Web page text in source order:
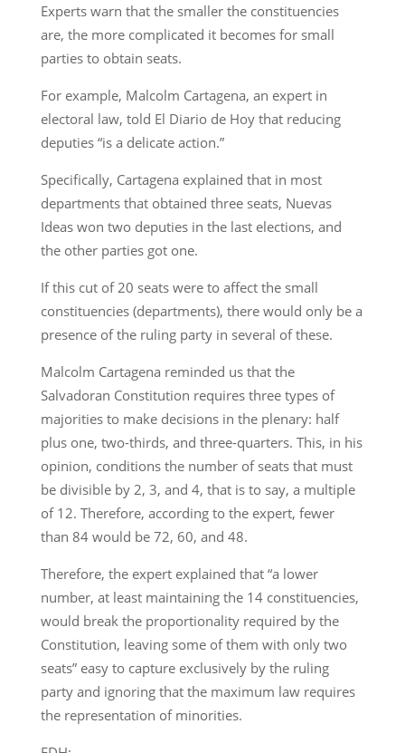
Experts warn that the smaller the constituencies
are, the more complicated it becomes for small
parties to obtain seats.
For example, Malcolm Cartagena, an expert in
electoral law, told El Diario de Hoy that reducing
deputies “is a delicate action.”
Specifically, Cartagena explained that in most
departments that obtained three seats, Nuevas
Ideas won two deputies in the last elections, and
the other parties got one.
If this cut of 20 seats were to affect the small
constituencies (departments), there would only be a
presence of the ruling party in several of these.
Malcolm Cartagena reminded us that the
Salvadoran Constitution requires three types of
majorities to make decisions in the plenary: half
plus one, two-thirds, and three-quarters. This, in his
opinion, conditions the number of seats that must
be divisible by 2, 3, and 4, that is to say, a multiple
of 12. Therefore, according to the expert, fewer
than 84 would be 72, 60, and 48.
Therefore, the expert explained that “a lower
number, at least maintaining the 14 constituencies,
would break the proportionality required by the
Constitution, leaving some of them with only two
seats” easy to capture exclusively by the ruling
party and ignoring that the maximum law requires
the representation of minorities.